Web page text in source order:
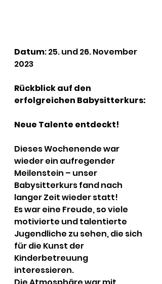
Datum: 25. und 26. November
2023
Rückblick auf den
erfolgreichen Babysitterkurs:
Neue Talente entdeckt!
Dieses Wochenende war
wieder ein aufregender
Meilenstein – unser
Babysitterkurs fand nach
langer Zeit wieder statt!
Es war eine Freude, so viele
motivierte und talentierte
Jugendliche zu sehen, die sich
für die Kunst der
Kinderbetreuung
interessieren.